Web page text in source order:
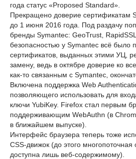
года статус «Proposed Standard».
Прекращено доверие сертификатам
до 1 июня 2016 года. Под раздачу
бренды Symantec: GeoTrust,
безопасностью у Symantec всё было
сертификатов, выданных этими УЦ,
замену, ведь в октябре доверие ко
как-то связанным с Symantec,
Включена поддержка Web
позволяющего использовать для
ключи YubiKey. Firefox стал первым
поддерживающим WebAuthn (в
в ближайшем выпуске).
Интерфейс браузера теперь тоже
CSS-движок (до этого
доступна лишь веб-содержимому).